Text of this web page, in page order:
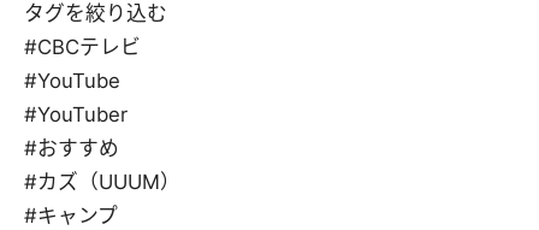
タグを絞り込む
#CBCテレビ
#YouTube
#YouTuber
#おすすめ
#カズ（UUUM）
#キャンプ